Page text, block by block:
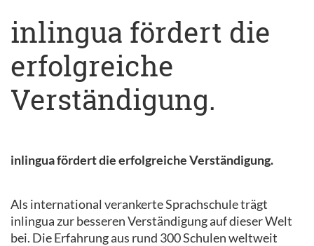
inlingua fördert die
erfolgreiche
Verständigung.
inlingua fördert die erfolgreiche Verständigung.
Als international verankerte Sprachschule trägt
inlingua zur besseren Verständigung auf dieser Welt
bei. Die Erfahrung aus rund 300 Schulen weltweit